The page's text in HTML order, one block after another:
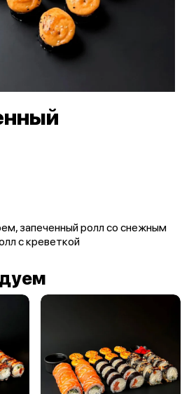
запеченный ролл со снежным
с креветкой